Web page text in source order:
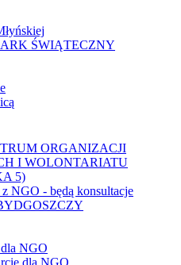
ŚWIĄTECZNY
ORGANIZACJI
I WOLONTARIATU
5)
NGO - będą konsultacje
NGO
dla NGO